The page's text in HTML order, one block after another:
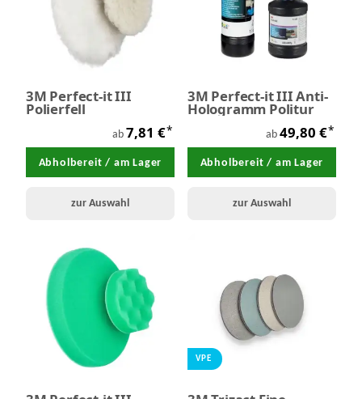
3M Perfect-it III
Polierfell
ab 7,81 €*
Abholbereit / am Lager
zur Auswahl
3M Perfect-it III Anti-
Hologramm Politur
ab 49,80 €*
Abholbereit / am Lager
zur Auswahl
VPE